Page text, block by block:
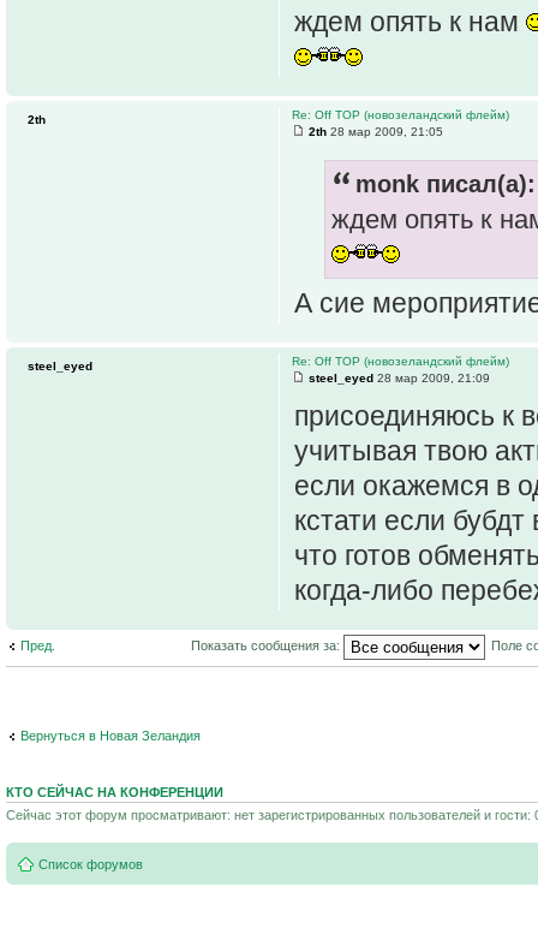
ждем опять к нам
Re: Off TOP (новозеландский флейм)
2th 28 мар 2009, 21:05
monk писал(а):
ждем опять к
А сие
2th
Re: Off TOP (новозеландский флейм)
steel_eyed 28 мар 2009, 21:09
присоединяюсь к
учитывая твою
если окажемся в
кстати если
что готов
когда-либо
steel_eyed
Пред. Показать сообщения за: Поле
Вернуться в Новая Зеландия
КТО СЕЙЧАС НА КОНФЕРЕНЦИИ
Сейчас этот форум просматривают: нет зарегистрированных пользователей и гости:
Список форумов